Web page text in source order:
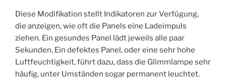
Diese Modifikation stellt Indikatoren zur Verfügung,
die anzeigen, wie oft die Panels eine Ladeimpuls
ziehen. Ein gesundes Panel lädt jeweils alle paar
Sekunden. Ein defektes Panel, oder eine sehr hohe
Luftfeuchtigkeit, führt dazu, dass die Glimmlampe sehr
häufig, unter Umständen sogar permanent leuchtet.